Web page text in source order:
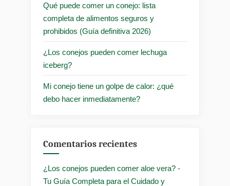
Qué puede comer un conejo: lista
completa de alimentos seguros y
prohibidos (Guía definitiva 2026)
¿Los conejos pueden comer lechuga
iceberg?
Mi conejo tiene un golpe de calor: ¿qué
debo hacer inmediatamente?
Comentarios recientes
¿Los conejos pueden comer aloe vera? -
Tu Guía Completa para el Cuidado y